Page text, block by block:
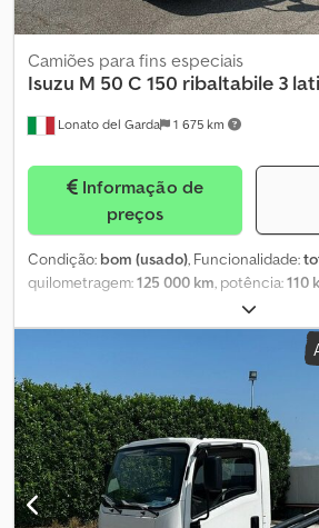
Lonato del Garda 1 675 km
Camiões para fins especiais
Isuzu M 50 C 150 ribaltabile 3 lati
Informação de
preços
Condição: bom (usado), Funcionalidade:
quilometragem:125 000 km, potência:110
, tipo de
branco, classe de emissão:Euro 5, Ano de
,
50 C 150, basculante de 3 lados, ano 2011,
transmissão automática, comprimento da
3.300 mm, distância entre eixos 2.500
caminhão 5.100 mm, peso total 5.000 kg
capacidade de carga útil 2.500 kg, ar
pneus com 70% de vida útil, suspensão
lâmina, espelhos + vidros elétricos, rádio,